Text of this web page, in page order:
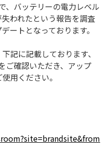
、バッテリーの電力レベル
われたという報告を調査
ートとなっております。
記に記載しております、
ご確認いただき、アップ
用ください。